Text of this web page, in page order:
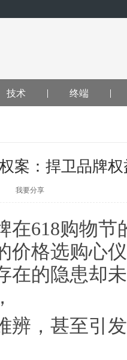
技术 终端
案：捍卫品牌
我要分享
博 人人网
开
心网 微信 QQ
好友
腾讯微
博
在618购物
价格选购心
在的隐患却
辨，甚至引